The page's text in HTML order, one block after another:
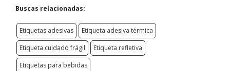
Buscas relacionadas:
Etiquetas adesivas
Etiqueta adesiva térmica
Etiqueta cuidado frágil
Etiqueta refletiva
Etiquetas para bebidas